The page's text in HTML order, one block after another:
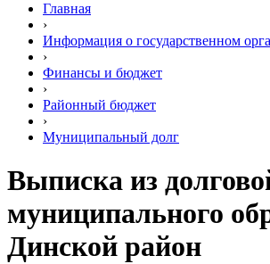
Главная
›
Информация о государственном
›
Финансы и бюджет
›
Районный бюджет
›
Муниципальный долг
Выписка из
муниципального
Динской район